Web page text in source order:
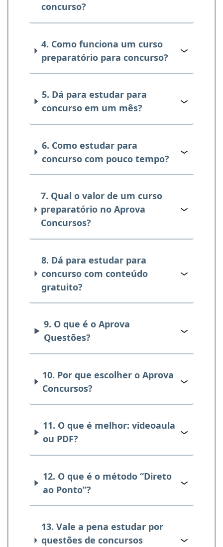
concurso?
4. Como funciona um curso
preparatório para concurso?
5. Dá para estudar para
concurso em um mês?
6. Como estudar para
concurso com pouco tempo?
7. Qual o valor de um curso
preparatório no Aprova
Concursos?
8. Dá para estudar para
concurso com conteúdo
gratuito?
9. O que é o Aprova
Questões?
10. Por que escolher o Aprova
Concursos?
11. O que é melhor: videoaula
ou PDF?
12. O que é o método “Direto
ao Ponto”?
13. Vale a pena estudar por
questões de concursos